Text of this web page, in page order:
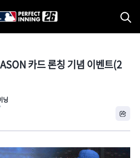
카드 론칭 기념 이벤트(2
닝